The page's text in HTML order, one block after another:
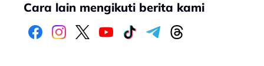
Cara lain mengikuti berita kami